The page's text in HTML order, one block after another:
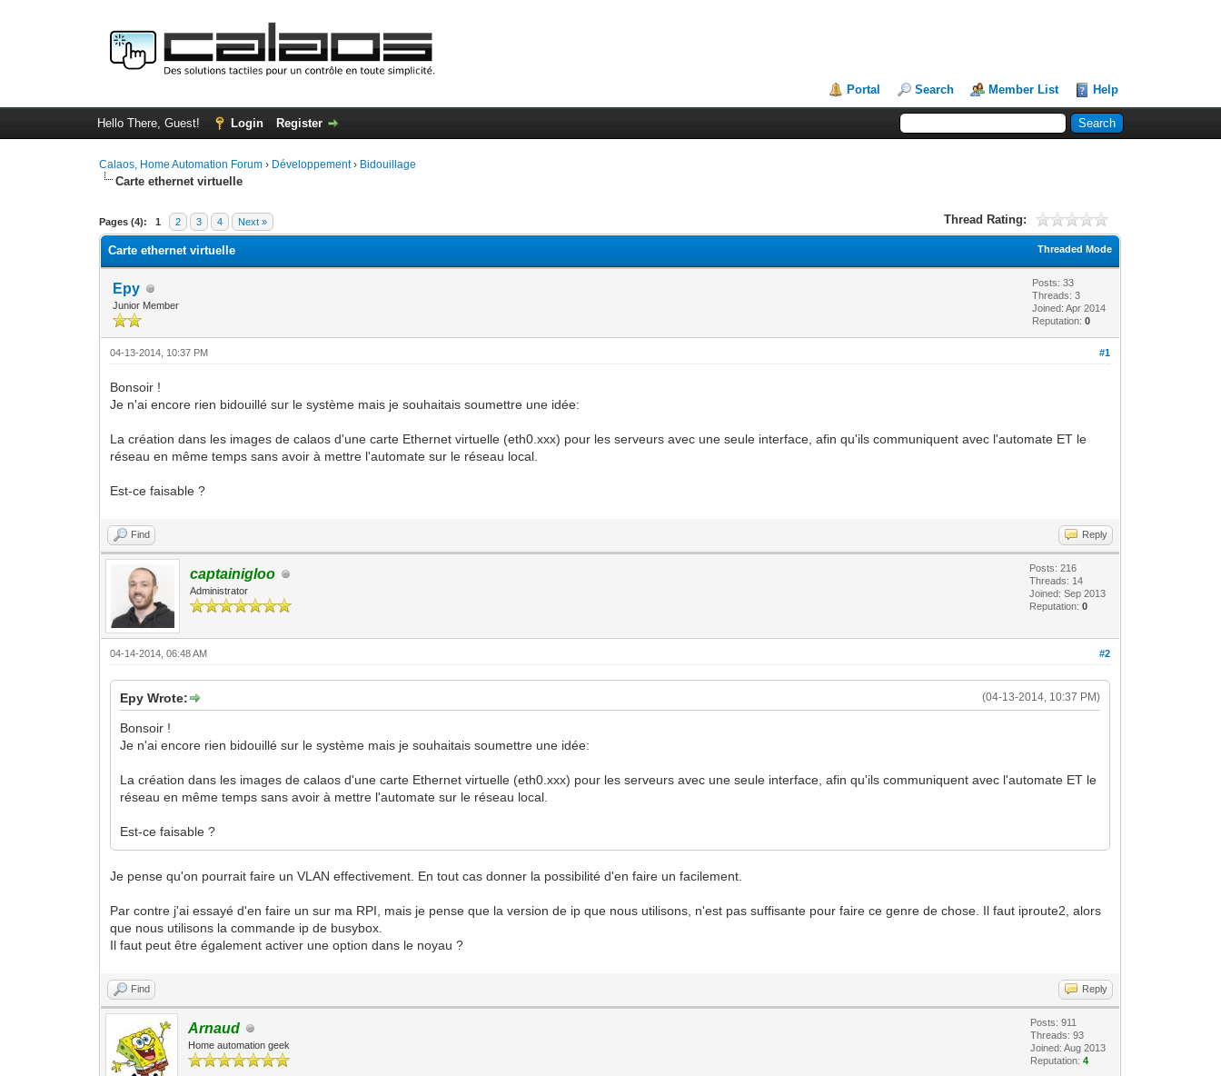
Portal Search Member List Help
Hello There, Guest! Login Register
Calaos, Home Automation Forum › Développement› Bidouillage
Carte ethernet virtuelle
Pages (4): 1 2 3 4 Next » Thread Rating:
0 Vote(s) - 0 Average
1
2
3
4
5
Threaded Mode
Carte ethernet virtuelle
Epy
Junior Member
Posts: 33
Threads: 3
Joined: Apr 2014
Reputation:0
#1
04-13-2014, 10:37 PM
Bonsoir !
Je n'ai encore rien bidouillé sur le système mais je souhaitais soumettre une idée:
La création dans les images de calaos d'une carte Ethernet virtuelle (eth0.xxx) pour les serveurs avec une seule interface, afin qu'ils communiquent avec l'automate ET le
réseau en même temps sans avoir à mettre l'automate sur le réseau local.
Est-ce faisable ?
Find Reply
captainigloo
Administrator
Posts: 216
Threads: 14
Joined: Sep 2013
Reputation:0
#2
04-14-2014, 06:48 AM
(04-13-2014, 10:37 PM)
Epy Wrote:
Bonsoir !
Je n'ai encore rien bidouillé sur le système mais je souhaitais soumettre une idée:
La création dans les images de calaos d'une carte Ethernet virtuelle (eth0.xxx) pour les serveurs avec une seule interface, afin qu'ils communiquent avec l'automate ET le
réseau en même temps sans avoir à mettre l'automate sur le réseau local.
Est-ce faisable ?
Je pense qu'on pourrait faire un VLAN effectivement. En tout cas donner la possibilité d'en faire un facilement.
Par contre j'ai essayé d'en faire un sur ma RPI, mais je pense que la version de ip que nous utilisons, n'est pas suffisante pour faire ce genre de chose. Il faut iproute2, alors
que nous utilisons la commande ip de busybox.
Il faut peut être également activer une option dans le noyau ?
Find Reply
Arnaud
Home automation geek
Posts: 911
Threads: 93
Joined: Aug 2013
Reputation:4